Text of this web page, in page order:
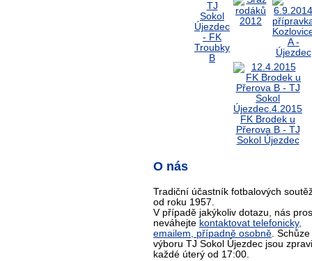
O nás
Tradiční účastník fotbalových
od roku 1957.
V případě jakýkoliv dotazu, nás
neváhejte kontaktovat telefonicky,
emailem, případně osobně. Schůze
výboru TJ Sokol Újezdec jsou
každé úterý od 17:00.